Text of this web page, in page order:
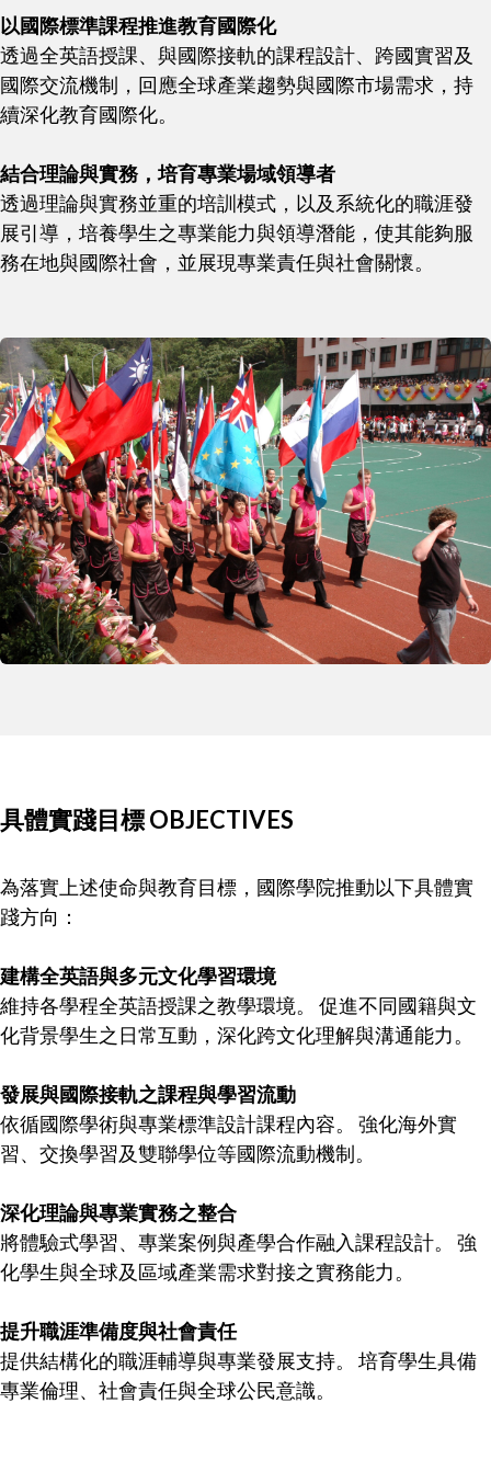
以國際標準課程推進教育國際化
透過全英語授課、與國際接軌的課程設計、跨國實習及
國際交流機制，回應全球產業趨勢與國際市場需求，持
續深化教育國際化。
結合理論與實務，培育專業場域領導者
透過理論與實務並重的培訓模式，以及系統化的職涯發
展引導，培養學生之專業能力與領導潛能，使其能夠服
務在地與國際社會，並展現專業責任與社會關懷。
具體實踐目標 OBJECTIVES
為落實上述使命與教育目標，國際學院推動以下具體實
踐方向：
建構全英語與多元文化學習環境
維持各學程全英語授課之教學環境。 促進不同國籍與文
化背景學生之日常互動，深化跨文化理解與溝通能力。
發展與國際接軌之課程與學習流動
依循國際學術與專業標準設計課程內容。 強化海外實
習、交換學習及雙聯學位等國際流動機制。
深化理論與專業實務之整合
將體驗式學習、專業案例與產學合作融入課程設計。 強
化學生與全球及區域產業需求對接之實務能力。
提升職涯準備度與社會責任
提供結構化的職涯輔導與專業發展支持。 培育學生具備
專業倫理、社會責任與全球公民意識。